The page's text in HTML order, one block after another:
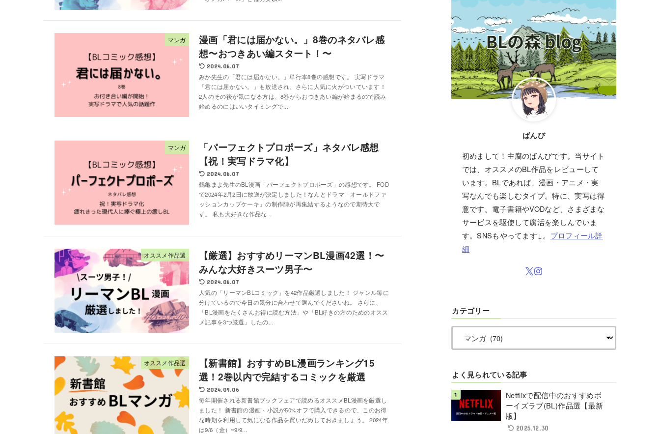
マンガ
漫画「君には届かない。」8巻のネタバレ感
想〜おつきあい編スタート！〜
2024.06.07
みか先生の「君には届かない。」単行本8巻の感想です。 実写ドラマ
「君には届かない。」も放送され、さらに人気に火がついています！
2人のその後が気になる方は、8巻からおつきあい編が始まるので読み
始めるのにはいいタイミングで...
マンガ
「パーフェクトプロポーズ」ネタバレ感想
【祝！実写ドラマ化】
2024.06.07
鶴亀まよ先生のBL漫画「パーフェクトプロポーズ」の感想です。 FOD
で2024年2月2日に放送が決定しました！なんとドラマ「オールドファ
ッションカップケーキ」の制作陣が再集結するようなので期待大で
す。 私も大好きな作品な...
オススメ作品選
【厳選】おすすめリーマンBL漫画42選！〜
みんな大好きスーツ男子〜
2024.06.07
人気の「リーマンBLコミック」を42作品厳選しました！ ジャンル毎に
分けているので今日の気分に合わせて選んでくださいね。 さらに、
「BL漫画をたくさんお得に読む方法」や「BL好きの方のためのオスス
メ記事を3つ厳選」したの...
オススメ作品選
【新書館】おすすめBL漫画ランキング15
選！2巻以内で完結するコミックを厳選
2024.09.06
毎年開催される新書館ブックフェアで読めるオススメBL漫画を厳選し
ました！ 新書館の漫画・小説が50%オフで購入できるので、このお得
な時期を利用して気になる作品を買いだめしておきましょう。 2024年
は9/6（金）~9/9...
ばんび
初めまして！主腐のばんびです。当サイト
では、オススメのBL作品をレビューして
います。BLであれば、漫画・アニメ・実
写なんでも楽しむタイプ。特に、実写は得
意です。電子書籍やVODなど、さまざまな
サービスを駆使して腐活を楽しんでいま
す。SNSもやってます↓。 プロフィール詳
細
カテゴリー
よく見られている記事
Netflixで配信中のおすすめボ
ーイズラブ(BL)作品選【最新
版】
2025.12.30